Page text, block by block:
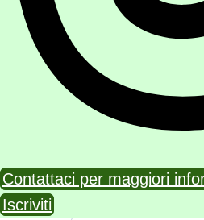
Contattaci per maggiori
Iscriviti